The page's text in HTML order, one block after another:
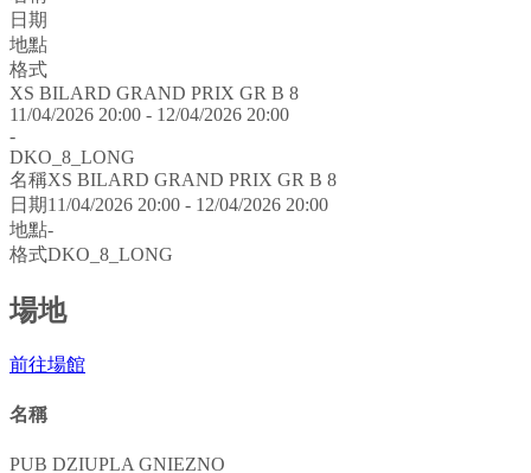
日期
地點
格式
XS BILARD GRAND PRIX GR B 8
11/04/2026 20:00 - 12/04/2026 20:00
-
DKO_8_LONG
名稱XS BILARD GRAND PRIX GR B 8
日期11/04/2026 20:00 - 12/04/2026 20:00
地點-
格式DKO_8_LONG
場地
前往場館
名稱
PUB DZIUPLA GNIEZNO